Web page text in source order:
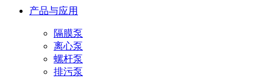
产品与应用
隔膜泵
离心泵
螺杆泵
排污泵